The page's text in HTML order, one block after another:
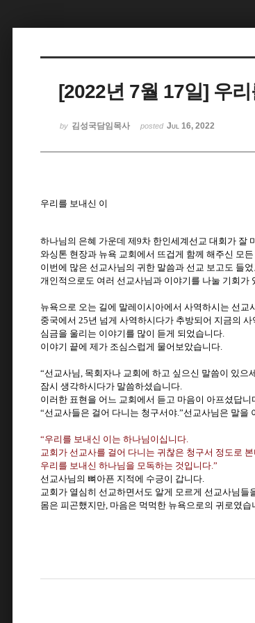
[2022년 7월 17일] 우
by 김성국담임목사 posted Jul 16, 2022
우리를 보내신 이
하나님의 은혜 가운데 제9차 한인세계선교 대회가 잘
와싱톤 현장과 뉴욕 교회에서 뜨겁게 함께 해주신 모
이번에 많은 선교사님의 귀한 말씀과 선교 보고도 들었
개인적으로도 여러 선교사님과 이야기를 나눌 기회가
뉴욕으로 오는 길에 말레이시아에서 사역하시는 선교
중국에서 25년 넘게 사역하시다가 추방되어 지금의
심금을 울리는 이야기를 많이 듣게 되었습니다.
이야기 끝에 제가 조심스럽게 물어보았습니다.
“선교사님, 목회자나 교회에 하고 싶으신 말씀이 있으
잠시 생각하시다가 말씀하셨습니다.
이러한 표현을 어느 교회에서 듣고 마음이 아프셨답니
“선교사들은 걸어 다니는 청구서야.”선교사님은 말을
“우리를 보내신 이는 하나님이십니다.
교회가 선교사를 걸어 다니는 귀찮은 청구서 정도로 본
우리를 보내신 하나님을 모독하는 것입니다.”
선교사님의 뼈아픈 지적에 수긍이 갑니다.
교회가 열심히 선교하면서도 알게 모르게 선교사님들
몸은 피곤했지만, 마음은 먹먹한 뉴욕으로의 귀로였습
치북5
치북5